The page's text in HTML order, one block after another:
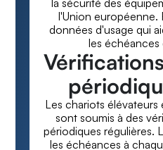
la sécurité des
l'Union européenne.
données d'usage qui
les échéances
Les chariots élévateurs
sont soumis à des
périodiques régulières.
les échéances à